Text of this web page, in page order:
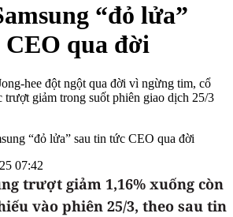
“đỏ lửa”
qua đời
hee đột ngột qua đời vì ngừng tim, cổ
trượt giảm trong suốt phiên giao dịch 25/3
07:42
trượt giảm 1,16% xuống còn
vào phiên 25/3, theo sau tin